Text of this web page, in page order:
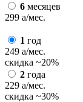
6 месяцев
299 a/мес.
1 год
249 a/мес.
скидка ~20%
2 года
229 a/мес.
скидка ~30%